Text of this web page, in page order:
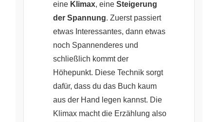
eine Klimax, eine Steigerung
der Spannung. Zuerst passiert
etwas Interessantes, dann etwas
noch Spannenderes und
schließlich kommt der
Höhepunkt. Diese Technik sorgt
dafür, dass du das Buch kaum
aus der Hand legen kannst. Die
Klimax macht die Erzählung also